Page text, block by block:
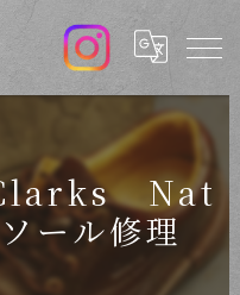
Nat
ール修理